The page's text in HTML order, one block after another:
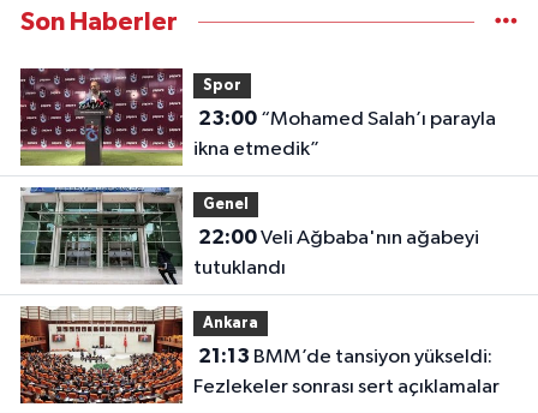
Son Haberler
Spor
23:00“Mohamed Salah’ı parayla
ikna etmedik”
Genel
22:00Veli Ağbaba'nın ağabeyi
tutuklandı
Ankara
21:13
Fezlekeler sonrası sert açıklamalar